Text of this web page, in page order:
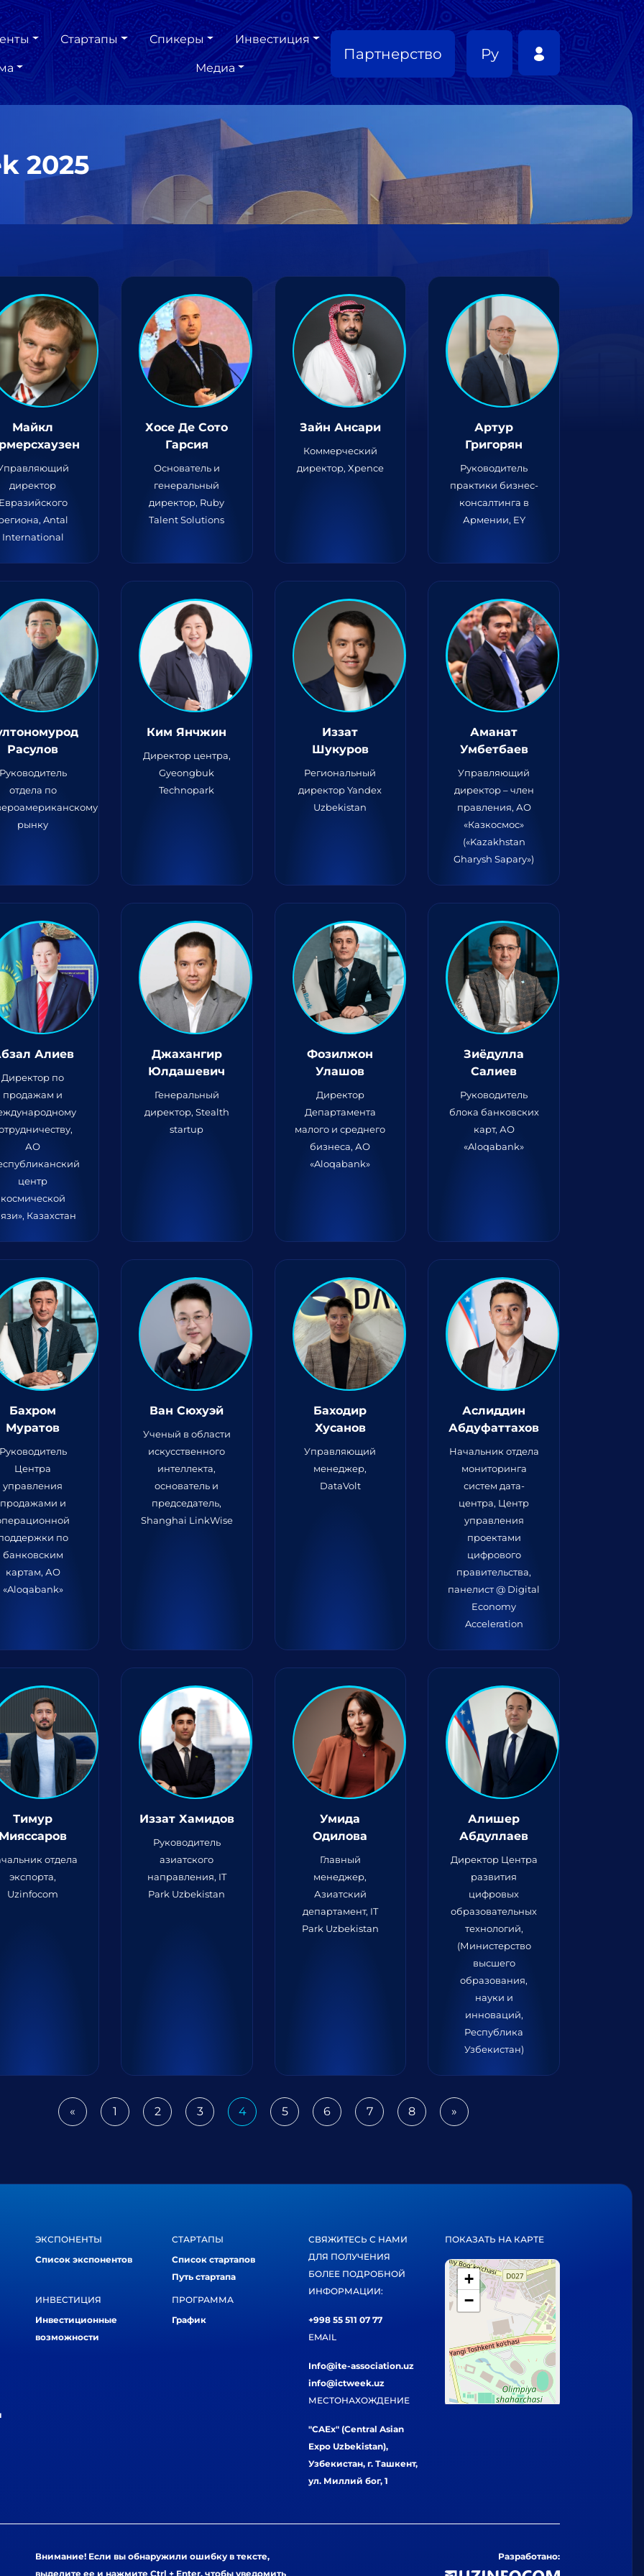
Стартапы Спикеры Инвестиция
Медиа
Партнерство Ру
2025
Майкл
директор
Antal
International
Хосе Де Сото
Гарсия
Основатель и
генеральный
директор, Ruby
Talent Solutions
Зайн Ансари
Коммерческий
директор, Xpence
Артур
Григорян
Руководитель
практики бизнес-
консалтинга в
Армении, EY
Расулов
отдела по
рынку
Ким Янчжин
Директор центра,
Gyeongbuk
Technopark
Иззат
Шукуров
Региональный
директор Yandex
Uzbekistan
Аманат
Умбетбаев
Управляющий
директор – член
правления, АО
«Казкосмос»
(«Kazakhstan
Gharysh Sapary»)
Алиев
Директор по
продажам и
АО
центр
космической
Казахстан
Джахангир
Юлдашевич
Генеральный
директор, Stealth
startup
Фозилжон
Улашов
Директор
Департамента
малого и среднего
бизнеса, АО
«Aloqabank»
Зиёдулла
Салиев
Руководитель
блока банковских
карт, АО
«Aloqabank»
Бахром
Муратов
Центра
управления
продажами и
по
банковским
картам, АО
«Aloqabank»
Ван Сюхуэй
Ученый в области
искусственного
интеллекта,
основатель и
председатель,
Shanghai LinkWise
Баходир
Хусанов
Управляющий
менеджер,
DataVolt
Аслиддин
Абдуфаттахов
Начальник отдела
мониторинга
систем дата-
центра, Центр
управления
проектами
цифрового
правительства,
панелист @ Digital
Economy
Acceleration
Тимур
отдела
экспорта,
Uzinfocom
Иззат Хамидов
Руководитель
азиатского
направления, IT
Park Uzbekistan
Умида
Одилова
Главный
менеджер,
Азиатский
департамент, IT
Park Uzbekistan
Алишер
Абдуллаев
Директор Центра
развития
цифровых
образовательных
технологий,
(Министерство
высшего
образования,
науки и
инноваций,
Республика
Узбекистан)
«Previous1 2 3 4 5 6 7 8 »Next
ЭКСПОНЕНТЫ
Список экспонентов
СТАРТАПЫ
Список стартапов
Путь стартапа
ИНВЕСТИЦИЯ
Инвестиционные
возможности
ПРОГРАММА
График
СВЯЖИТЕСЬ С НАМИ
ДЛЯ ПОЛУЧЕНИЯ
БОЛЕЕ ПОДРОБНОЙ
ИНФОРМАЦИИ:
+998 55 511 07 77
EMAIL
Info@ite-association.uz
info@ictweek.uz
МЕСТОНАХОЖДЕНИЕ
"CAEx" (Central Asian
Expo Uzbekistan),
Узбекистан, г. Ташкент,
ул. Миллий бог, 1
ПОКАЗАТЬ НА КАРТЕ
+
−
Внимание! Если вы обнаружили ошибку в тексте,
выделите ее и нажмите Ctrl + Enter, чтобы уведомить
Разработано: